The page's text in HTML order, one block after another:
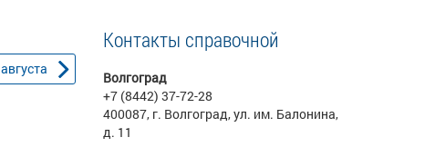
августа
Контакты справочной
Волгоград
+7 (8442) 37-72-28
400087, г. Волгоград, ул. им. Балонина,
д. 11